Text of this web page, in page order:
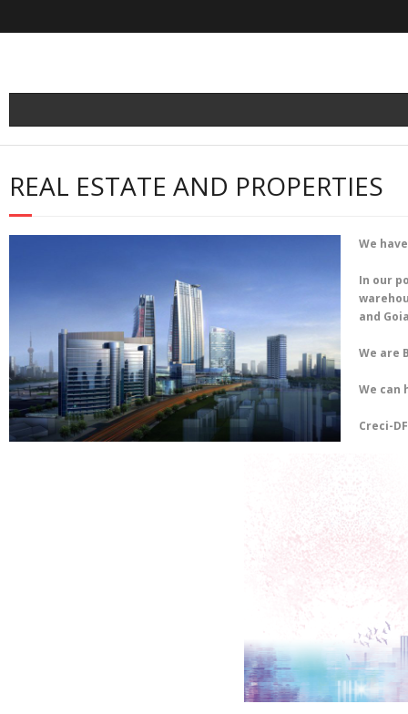
REAL ESTATE AND PROPERTIES
We
In our
and
We are
We can
Creci-